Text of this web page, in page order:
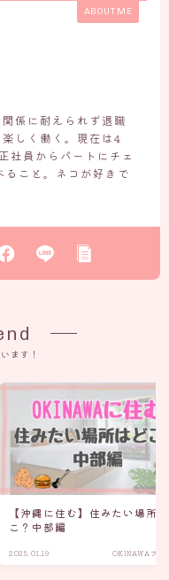
ABOUT ME
係に耐えられず退職
しく働く。現在は4
社員からパートにチェ
ること。ネコが好きで
ます！
【沖縄に住む】住みたい場所
こ？中部編
2025.01.19 OKINAWAプチ